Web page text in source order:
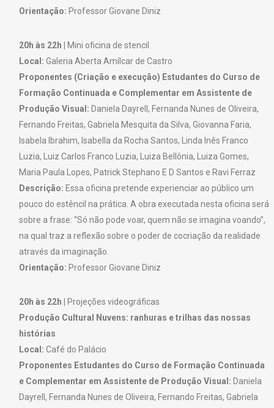
Orientação: Professor Giovane Diniz
20h às 22h |
Mini oficina de stencil
Local: Galeria Aberta Amílcar de Castro
Proponentes (Criação e execução) Estudantes do Curso de
Formação Continuada e Complementar em Assistente de
Produção Visual: Daniela Dayrell, Fernanda Nunes de Oliveira,
Fernando Freitas, Gabriela Mesquita da Silva, Giovanna Faria,
Isabela Ibrahim, Isabella da Rocha Santos, Linda Inês Franco
Luzia, Luiz Carlos Franco Luzia, Luiza Bellônia, Luiza Gomes,
Maria Paula Lopes, Patrick Stephano E D Santos e Ravi Ferraz
Descrição: Essa oficina pretende experienciar ao público um
pouco do estêncil na prática. A obra executada nesta oficina será
sobre a frase: “Só não pode voar, quem não se imagina voando”,
na qual traz a reflexão sobre o poder de cocriação da realidade
através da imaginação.
Orientação: Professor Giovane Diniz
20h às 22h |
Projeções videográficas
Produção Cultural Nuvens: ranhuras e trilhas das nossas
histórias
Local: Café do Palácio
Proponentes Estudantes do Curso de Formação Continuada
e Complementar em Assistente de Produção Visual: Daniela
Dayrell, Fernanda Nunes de Oliveira, Fernando Freitas, Gabriela